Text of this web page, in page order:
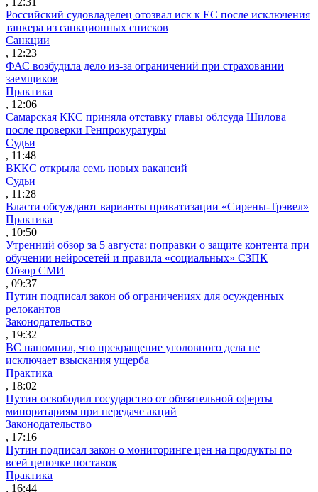
Российский судовладелец отозвал иск к ЕС после исключения
танкера из санкционных списков
Санкции
, 12:23
ФАС возбудила дело из-за ограничений при страховании
заемщиков
Практика
, 12:06
Самарская ККС приняла отставку главы облсуда Шилова
после проверки Генпрокуратуры
Судьи
, 11:48
ВККС открыла семь новых вакансий
Судьи
, 11:28
Власти обсуждают варианты приватизации «Сирены-Трэвел»
Практика
, 10:50
Утренний обзор за 5 августа: поправки о защите контента при
обучении нейросетей и правила «социальных» СЗПК
Обзор СМИ
, 09:37
Путин подписал закон об ограничениях для осужденных
релокантов
Законодательство
, 19:32
ВС напомнил, что прекращение уголовного дела не
исключает взыскания ущерба
Практика
, 18:02
Путин освободил государство от обязательной оферты
миноритариям при передаче акций
Законодательство
, 17:16
Путин подписал закон о мониторинге цен на продукты по
всей цепочке поставок
Практика
, 16:44